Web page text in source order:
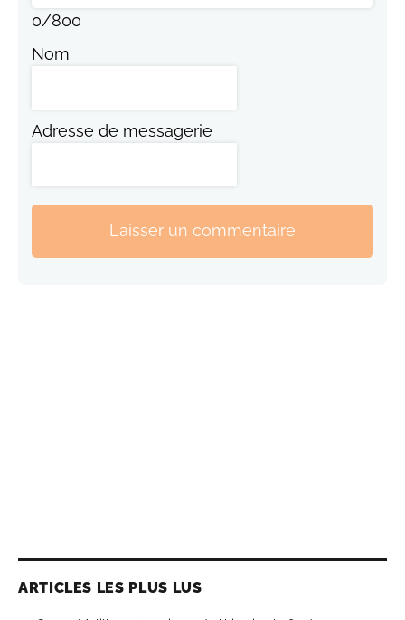
0/800
Nom
Adresse de messagerie
Laisser un commentaire
ARTICLES LES PLUS LUS